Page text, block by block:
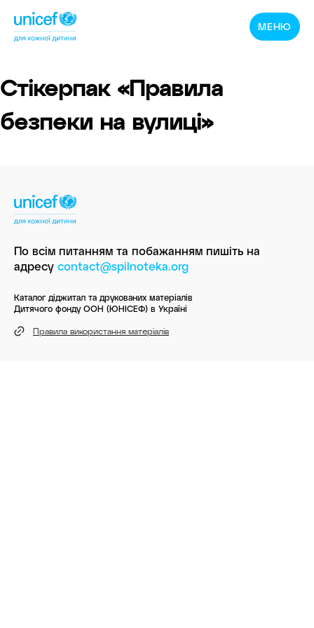
Спільнотека
ЮНІСЕФ
Україна
МЕНЮ
Стікерпак «Правила
безпеки на вулиці»
По всім питанням та побажанням пишіть на
адресу contact@spilnoteka.org
Каталог діджитал та друкованих матеріалів
Дитячого фонду ООН (ЮНІСЕФ) в Україні
Правила використання матеріалів